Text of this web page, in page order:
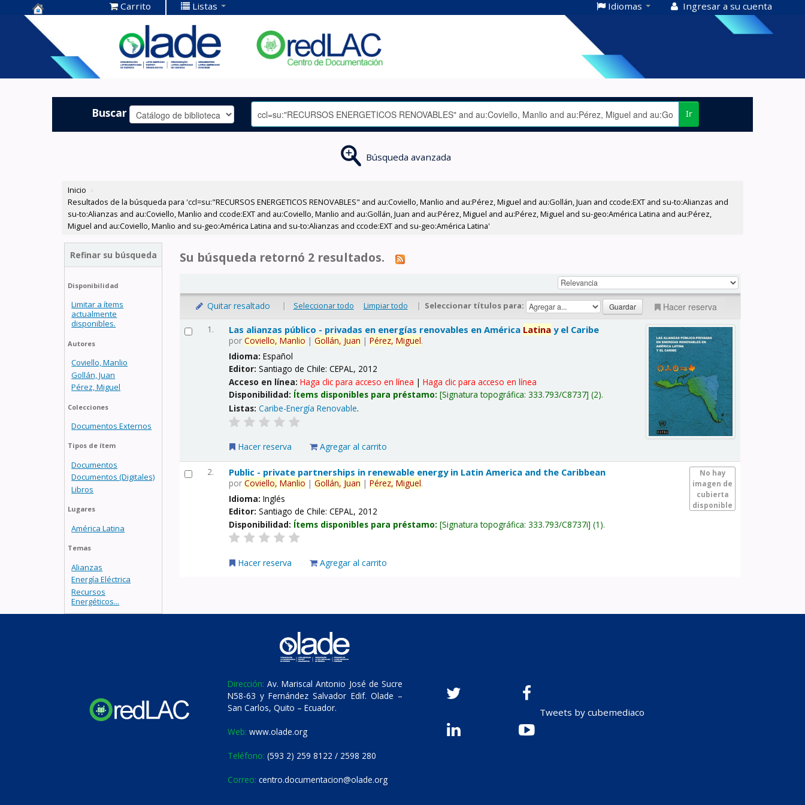
Centro de
Documentación
OLADE -
Carrito Listas Idiomas Ingresar a su cuenta
Buscar Ir
Búsqueda avanzada
Inicio ›
Resultados de la búsqueda para 'ccl=su:"RECURSOS ENERGETICOS RENOVABLES" and au:Coviello, Manlio and au:Pérez, Miguel and au:Gollán, Juan and ccode:EXT and su-to:Alianzas and
su-to:Alianzas and au:Coviello, Manlio and ccode:EXT and au:Coviello, Manlio and au:Gollán, Juan and au:Pérez, Miguel and au:Pérez, Miguel and su-geo:América Latina and au:Pérez,
Miguel and au:Coviello, Manlio and su-geo:América Latina and su-to:Alianzas and ccode:EXT and su-geo:América Latina'
Refinar su búsqueda
Disponibilidad
Limitar a ítems
actualmente
disponibles.
Autores
Coviello, Manlio
Gollán, Juan
Pérez, Miguel
Colecciones
Documentos Externos
Tipos de ítem
Documentos
Documentos (Digitales)
Libros
Lugares
América Latina
Temas
Alianzas
Energía Eléctrica
Recursos
Energéticos...
Su búsqueda retornó 2 resultados.
Quitar resaltado | Seleccionar todo Limpiar todo | Seleccionar títulos para: Hacer reserva
1. Las alianzas público - privadas en energías renovables en América Latina y el Caribe
porCoviello, Manlio |Gollán, Juan |Pérez, Miguel.
Idioma:Español
Editor:Santiago de Chile: CEPAL, 2012
Acceso en línea:Haga clic para acceso en línea |Haga clic para acceso en línea
Disponibilidad: Ítems disponibles para préstamo: Signatura topográfica:333.793/C8737 (2).
Listas: Caribe-Energía Renovable.
Hacer reserva Agregar al carrito
2.
No hay
imagen de
cubierta
disponible
Public - private partnerships in renewable energy in Latin America and the Caribbean
porCoviello, Manlio |Gollán, Juan |Pérez, Miguel.
Idioma:Inglés
Editor:Santiago de Chile: CEPAL, 2012
Disponibilidad: Ítems disponibles para préstamo: Signatura topográfica:333.793/C8737i (1).
Hacer reserva Agregar al carrito
Dirección: Av. Mariscal Antonio José de Sucre
N58-63 y Fernández Salvador Edif. Olade –
San Carlos, Quito – Ecuador.
Web: www.olade.org
Teléfono: (593 2) 259 8122 / 2598 280
Correo: centro.documentacion@olade.org
Tweets by cubemediaco